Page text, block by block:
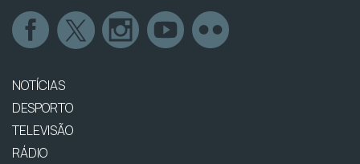
NOTÍCIAS
DESPORTO
TELEVISÃO
RÁDIO